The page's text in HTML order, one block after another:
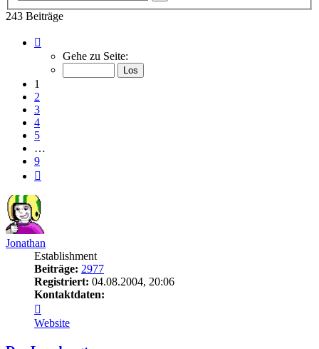
243 Beiträge
von
Gehe zu Seite:
1
2
3
4
5
…
9
Jonathan
Establishment
Beiträge: 2977
Registriert: 04.08.2004, 20:06
Kontaktdaten:
von
Jonathan
Website